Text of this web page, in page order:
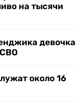
на тысячи
девочка
СВО
около 16